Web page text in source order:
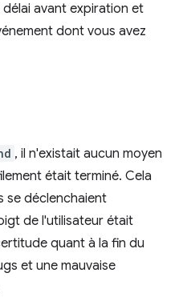
avant expiration et
dont vous avez
, il n'existait aucun moyen
était terminé. Cela
se déclenchaient
de l'utilisateur était
quant à la fin du
et une mauvaise